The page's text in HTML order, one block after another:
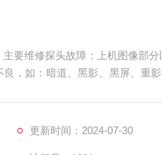
要维修探头故障：上机图像部
，如：暗道、黑影、黑屏、重
更新时间：2024-07-30